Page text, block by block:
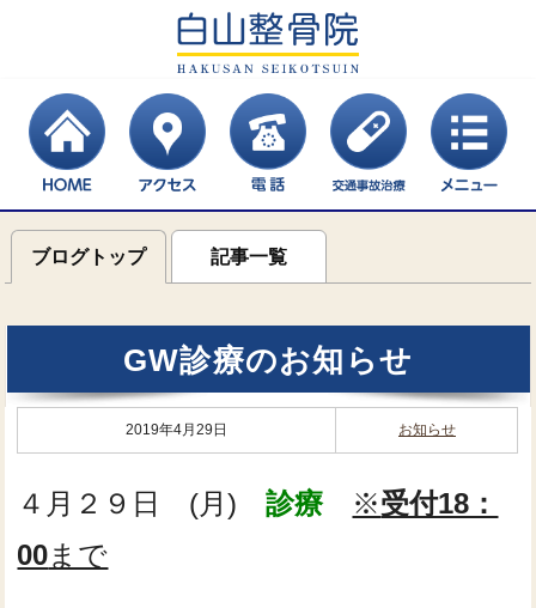
ブログトップ 記事一覧
GW診療のお知らせ
2019年4月29日 お知らせ
４月２９日 (月)診療 ※受付18：
00まで